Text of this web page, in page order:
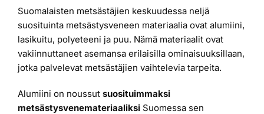
Suomalaisten metsästäjien keskuudessa neljä
suosituinta metsästysveneen materiaalia ovat alumiini,
lasikuitu, polyeteeni ja puu. Nämä materiaalit ovat
vakiinnuttaneet asemansa erilaisilla ominaisuuksillaan,
jotka palvelevat metsästäjien vaihtelevia tarpeita.
Alumiini on noussut suosituimmaksi
metsästysvenemateriaaliksi Suomessa sen